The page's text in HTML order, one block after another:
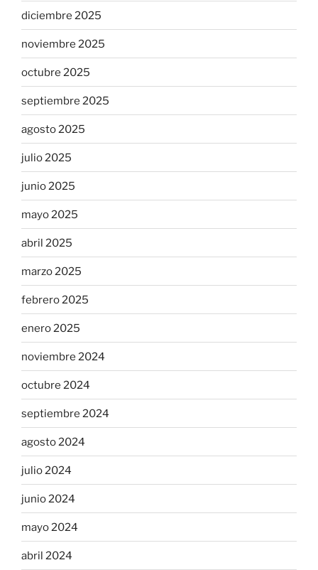
diciembre 2025
noviembre 2025
octubre 2025
septiembre 2025
agosto 2025
julio 2025
junio 2025
mayo 2025
abril 2025
marzo 2025
febrero 2025
enero 2025
noviembre 2024
octubre 2024
septiembre 2024
agosto 2024
julio 2024
junio 2024
mayo 2024
abril 2024